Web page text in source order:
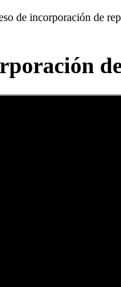
de incorporación de